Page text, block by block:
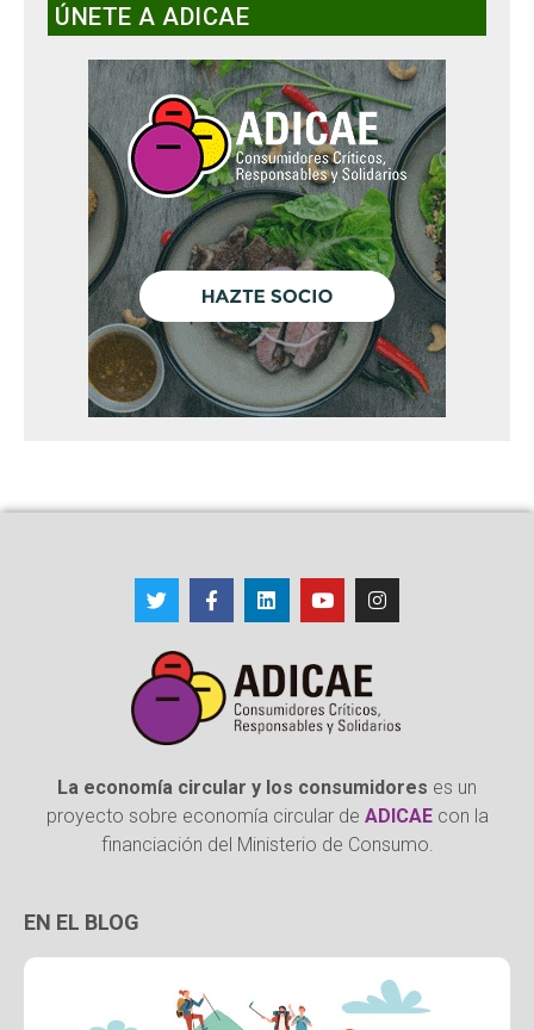
ÚNETE A ADICAE
La economía circular y los consumidores es un
proyecto sobre economía circular de ADICAEcon la
financiación del Ministerio de Consumo.
EN EL BLOG